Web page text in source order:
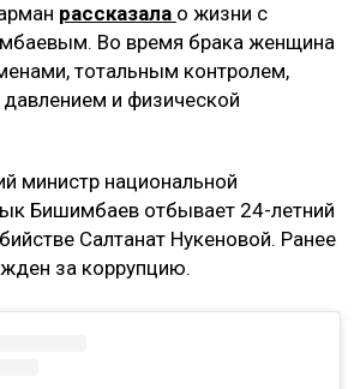
рассказала о жизни с
Во время брака женщина
тотальным контролем,
и физической
министр национальной
Бишимбаев отбывает 24-летний
Салтанат Нукеновой. Ранее
за коррупцию.